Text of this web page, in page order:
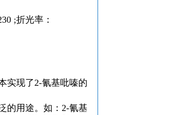
;折光率：
实现了2-氰基吡嗪的
的用途。如： 2-氰基